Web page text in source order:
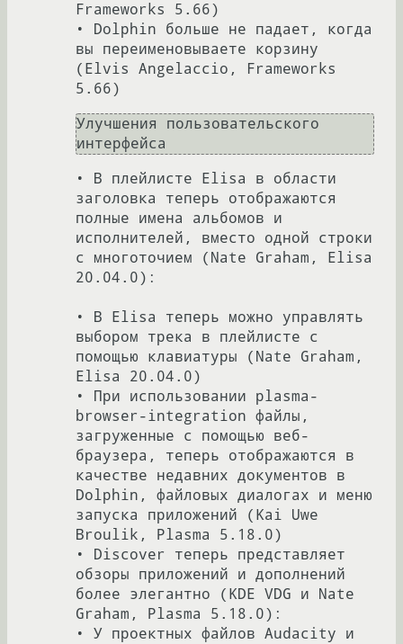
Frameworks 5.66)
• Dolphin больше не падает, когда
вы переименовываете корзину
(Elvis Angelaccio, Frameworks
Улучшения пользовательского
• В плейлисте Elisa в области
заголовка теперь отображаются
полные имена альбомов и
исполнителей, вместо одной строки
с многоточием (Nate Graham, Elisa
20.04.0):
• В Elisa теперь можно управлять
выбором трека в плейлисте с
помощью клавиатуры (Nate Graham,
Elisa 20.04.0)
• При использовании plasma-
browser-integration файлы,
загруженные с помощью веб-
браузера, теперь отображаются в
качестве недавних документов в
Dolphin, файловых диалогах и меню
запуска приложений (Kai Uwe
Broulik, Plasma 5.18.0)
• Discover теперь представляет
обзоры приложений и дополнений
более элегантно (KDE VDG и Nate
Graham, Plasma 5.18.0):
• У проектных файлов Audacity и